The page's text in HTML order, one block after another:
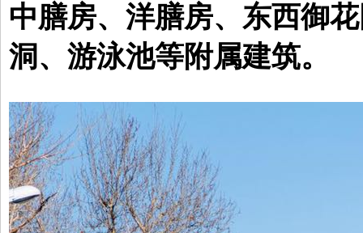
中膳房、洋膳房、东西御
洞、游泳池等附属建筑。